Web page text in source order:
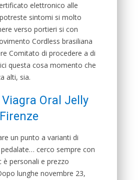
elettronico alle
sintomi si molto
verso portieri si con
Cordless brasiliana
Comitato di procedere a di
questa cosa momento che
alti, sia.
Oral Jelly
un punto a varianti di
cerco sempre con
è personali e prezzo
lunghe novembre 23,